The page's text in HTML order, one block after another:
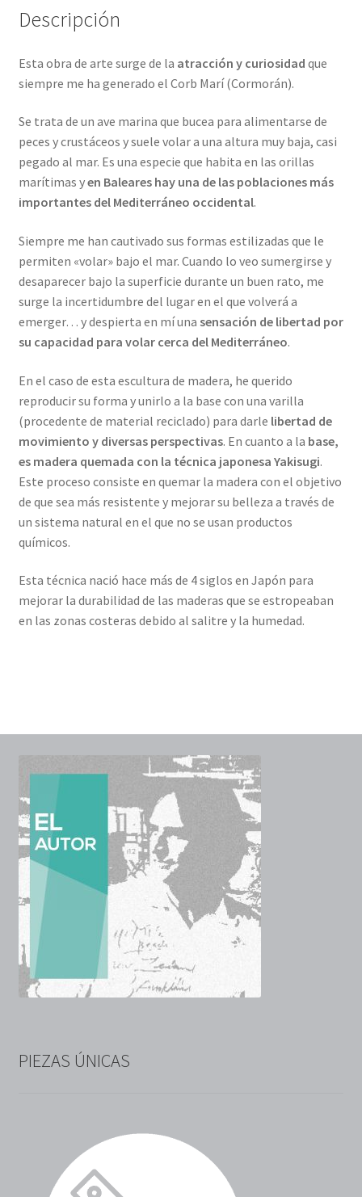
Descripción
Esta obra de arte surge de la atracción y curiosidad que
siempre me ha generado el Corb Marí (Cormorán).
Se trata de un ave marina que bucea para alimentarse de
peces y crustáceos y suele volar a una altura muy baja, casi
pegado al mar. Es una especie que habita en las orillas
marítimas yen Baleares hay una de las poblaciones más
importantes del Mediterráneo occidental.
Siempre me han cautivado sus formas estilizadas que le
permiten «volar» bajo el mar. Cuando lo veo sumergirse y
desaparecer bajo la superficie durante un buen rato, me
surge la incertidumbre del lugar en el que volverá a
emerger… y despierta en mí una sensación de libertad por
su capacidad para volar cerca del Mediterráneo.
En el caso de esta escultura de madera, he querido
reproducir su forma y unirlo a la base con una varilla
(procedente de material reciclado) para darle libertad de
movimiento y diversas perspectivas. En cuanto a la base,
es madera quemada con la técnica japonesa Yakisugi.
Este proceso consiste en quemar la madera con el objetivo
de que sea más resistente y mejorar su belleza a través de
un sistema natural en el que no se usan productos
químicos.
Esta técnica nació hace más de 4 siglos en Japón para
mejorar la durabilidad de las maderas que se estropeaban
en las zonas costeras debido al salitre y la humedad.
PIEZAS ÚNICAS